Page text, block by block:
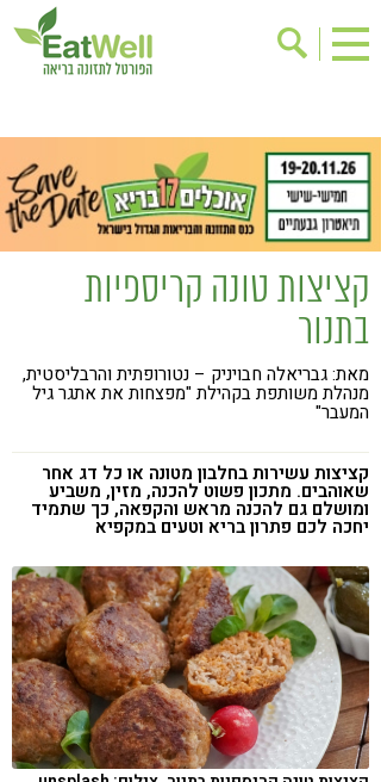
בישול בריא
אינדקס עסקים
ריפוי ומניעת מחלות
בריאות האישה
תוספי תזונה
מתכוני בריאות
אירועים
שינוי תזונתי
גישות בתזונה
ניקוי רעלים
מזונות על
הפרעות קשב & ריכוז
אכילה רגשית
רגישות לגלוטן
טעים להכיר
קציצות טונה קריספיות
בתנור
מאת: גבריאלה חבויניק – נטורופתית והרבליסטית,
מנהלת משותפת בקהילת "מפצחות את אתגר גיל
המעבר"
קציצות עשירות בחלבון מטונה או כל דג אחר
שאוהבים. מתכון פשוט להכנה, מזין, משביע
ומושלם גם להכנה מראש והקפאה, כך שתמיד
יחכה לכם פתרון בריא וטעים במקפיא